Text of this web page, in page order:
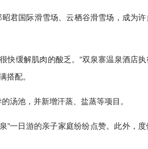
君国际滑雪场、云栖谷滑雪场，成为
缓解肌肉的酸乏。”双泉寨温泉酒店
配。
汤池，并新增汗蒸、盐蒸等项目。
”一日游的亲子家庭纷纷点赞。此外，